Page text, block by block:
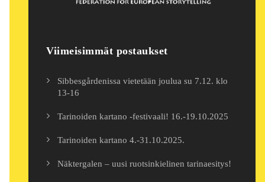
Viimeisimmät postaukset
Sibbesgårdenissa vietetään joulua su 7.12. klo
13-16
Tarinoiden kartano -festivaali! 16.-19.10.2025
Tarinoiden kartano 4.-31.10.2025.
Näktergalen – uusi ruotsinkielinen tarinaesitys!